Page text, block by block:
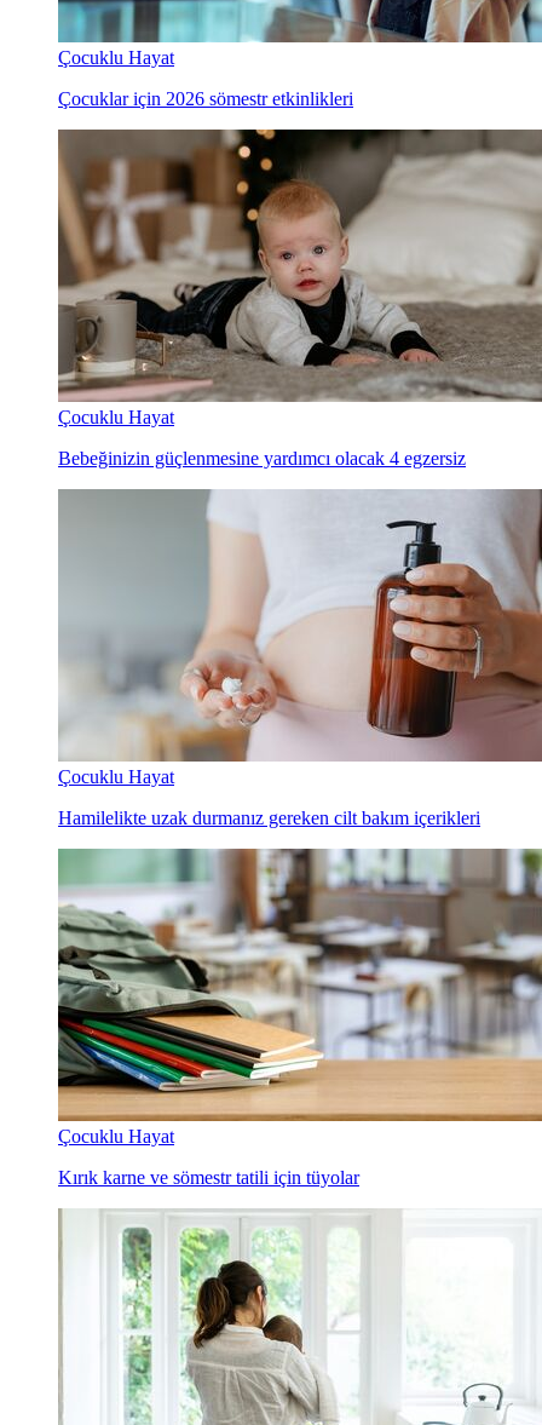
Çocuklu Hayat
Çocuklar için 2026 sömestr etkinlikleri
Çocuklu Hayat
Bebeğinizin güçlenmesine yardımcı olacak 4 egzersiz
Çocuklu Hayat
Hamilelikte uzak durmanız gereken cilt bakım içerikleri
Çocuklu Hayat
Kırık karne ve sömestr tatili için tüyolar